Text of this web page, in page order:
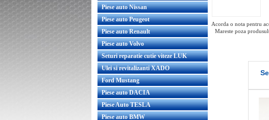
Piese auto Nissan
Piese auto Peugeot
Piese auto Renault
Piese auto Volvo
Seturi reparatie cutie viteze LUK
Ulei si revitalizanti XADO
Ford Mustang
Piese auto DACIA
Piese Auto TESLA
Piese auto BMW
Acorda o nota pentru
Mareste poza
Furtun retur calorifer Corsa D original
GM